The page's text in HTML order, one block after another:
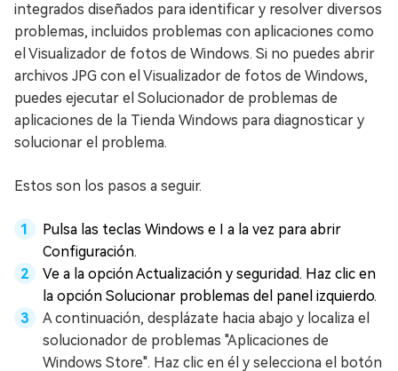
integrados diseñados para identificar y resolver diversos
problemas, incluidos problemas con aplicaciones como
el Visualizador de fotos de Windows. Si no puedes abrir
archivos JPG con el Visualizador de fotos de Windows,
puedes ejecutar el Solucionador de problemas de
aplicaciones de la Tienda Windows para diagnosticar y
solucionar el problema.
Estos son los pasos a seguir.
Pulsa las teclas Windows e I a la vez para abrir
Configuración.
Ve a la opción Actualización y seguridad. Haz clic en
la opción Solucionar problemas del panel izquierdo.
A continuación, desplázate hacia abajo y localiza el
solucionador de problemas "Aplicaciones de
Windows Store". Haz clic en él y selecciona el botón